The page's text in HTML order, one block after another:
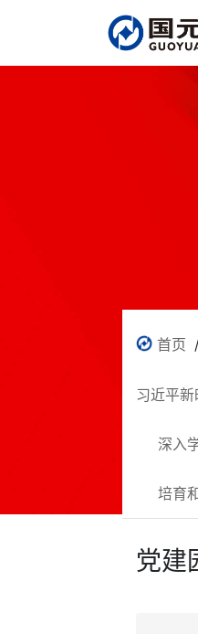
首页
习近平
深入
培育
党建